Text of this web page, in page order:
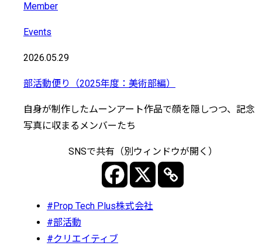
Member
Events
2026.05.29
部活動便り（2025年度：美術部編）
自身が制作したムーンアート作品で顔を隠しつつ、記念
写真に収まるメンバーたち
SNSで共有（別ウィンドウが開く）
#Prop Tech Plus株式会社
#部活動
#クリエイティブ